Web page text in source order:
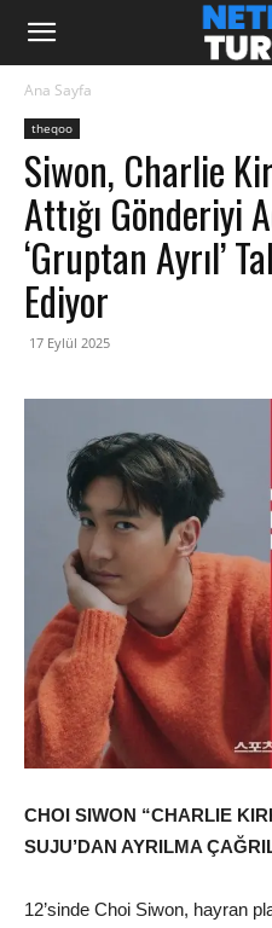
Ana Sayfa
theqoo
Siwon, Charlie
Attığı Gönderiyi
‘gruptan Ayrıl’
Ediyor
17 Eylül 2025
CHOI SIWON “CHARLIE
SUJU’DAN AYRILMA
12’sinde Choi Siwon, hayran